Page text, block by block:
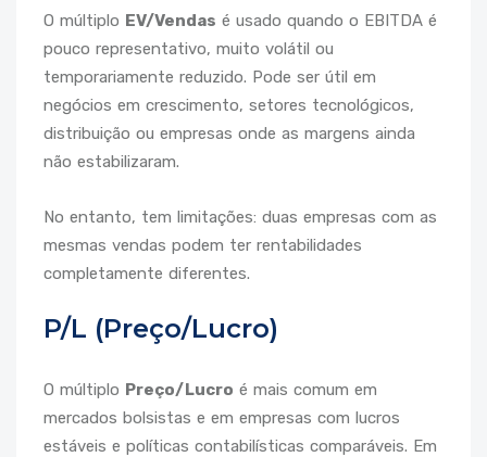
O múltiplo EV/Vendas é usado quando o EBITDA é
pouco representativo, muito volátil ou
temporariamente reduzido. Pode ser útil em
negócios em crescimento, setores tecnológicos,
distribuição ou empresas onde as margens ainda
não estabilizaram.
No entanto, tem limitações: duas empresas com as
mesmas vendas podem ter rentabilidades
completamente diferentes.
P/L (Preço/Lucro)
O múltiplo Preço/Lucro é mais comum em
mercados bolsistas e em empresas com lucros
estáveis e políticas contabilísticas comparáveis. Em